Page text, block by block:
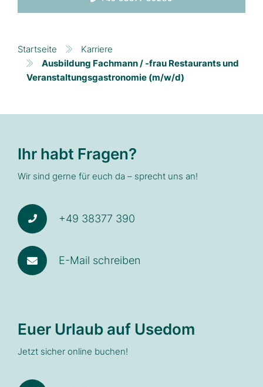
Startseite
Karriere
Ausbildung Fachmann / -frau Restaurants und
Veranstaltungsgastronomie (m/w/d)
Ihr habt Fragen?
Wir sind gerne für euch da – sprecht uns an!
+49 38377 390
E-Mail schreiben
Euer Urlaub auf Usedom
Jetzt sicher online buchen!